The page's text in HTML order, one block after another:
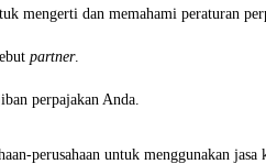
mengerti dan memahami peraturan
partner.
perpajakan Anda.
perusahaan untuk menggunakan jasa